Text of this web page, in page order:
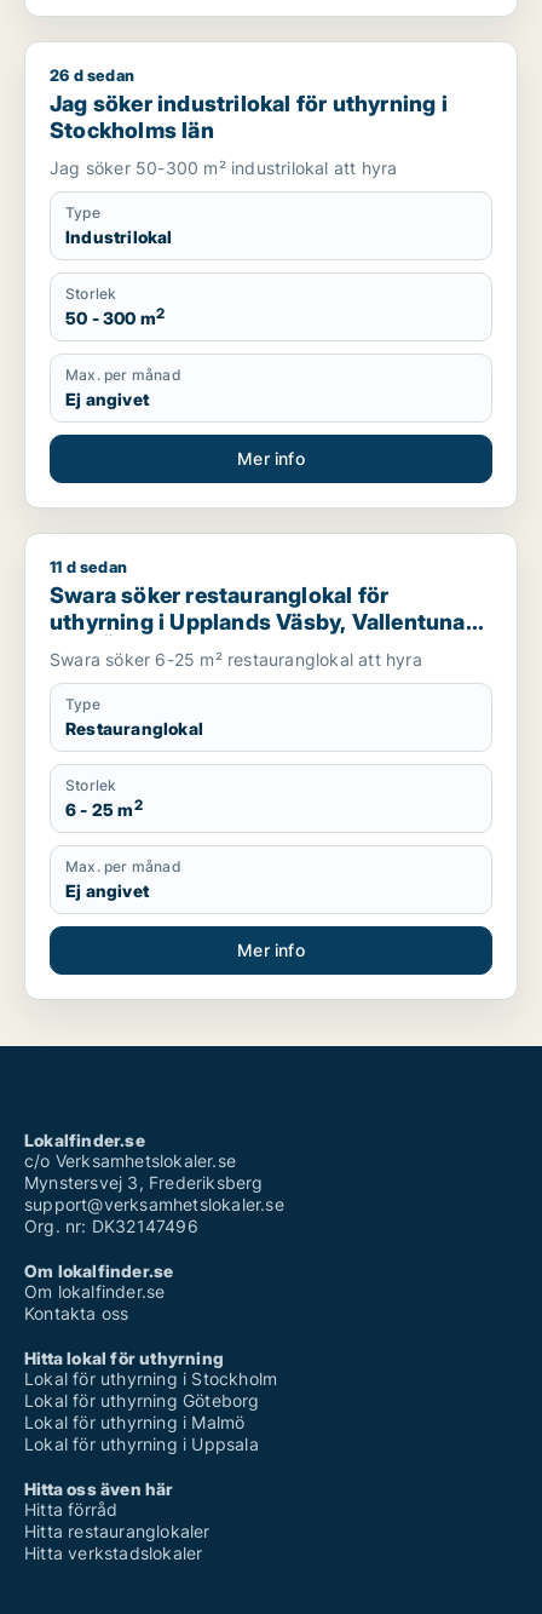
Jag söker industrilokal för uthyrning i Stockholms län
26 d sedan
Jag söker industrilokal för uthyrning i
Stockholms län
Jag söker 50-300 m² industrilokal att hyra
Type
Industrilokal
Storlek
50 - 300 m2
Max. per månad
Ej angivet
Mer info
Swara söker restauranglokal för uthyrning i Upplands
11 d sedan
Swara söker restauranglokal för
uthyrning i Upplands Väsby, Vallentuna
eller Österåker m.fl.
Swara söker 6-25 m² restauranglokal att hyra
Type
Restauranglokal
Storlek
6 - 25 m2
Max. per månad
Ej angivet
Mer info
Lokalfinder.se
c/o Verksamhetslokaler.se
Mynstersvej 3, Frederiksberg
support@verksamhetslokaler.se
Org. nr: DK32147496
Om lokalfinder.se
Om lokalfinder.se
Kontakta oss
Hitta lokal för uthyrning
Lokal för uthyrning i Stockholm
Lokal för uthyrning Göteborg
Lokal för uthyrning i Malmö
Lokal för uthyrning i Uppsala
Hitta oss även här
Hitta förråd
Hitta restauranglokaler
Hitta verkstadslokaler